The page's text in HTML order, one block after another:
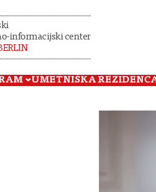
informacijski center
UMETNIŠKA